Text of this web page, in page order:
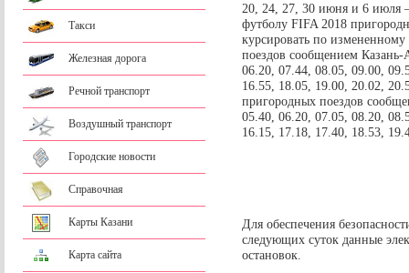
Такси
Железная дорога
Речной транспорт
Воздушный транспорт
Городские новости
Справочная
Карты Казани
Карта сайта
20, 24, 27, 30 июня и 6 июля
футболу FIFA 2018
курсировать по
поездов сообщением
06.20, 07.44, 08.05, 09.00,
16.55, 18.05, 19.00, 20.02,
пригородных поездов
05.40, 06.20, 07.05, 08.20,
16.15, 17.18, 17.40, 18.53,
Для обеспечения
следующих суток данные
остановок.